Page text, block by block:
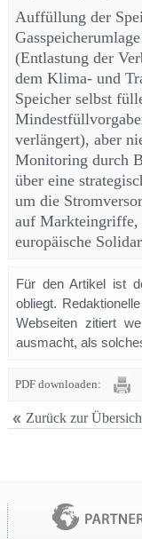
Auffüllung der
(Entlastung der
dem Klima- und
Speicher selbst
verlängert), aber
Monitoring durch
über eine
um die
auf Markteingriffe,
europäische
Für den Artikel ist
obliegt.
Webseiten zitiert
ausmacht, als
PDF downloaden:
Zurück zur